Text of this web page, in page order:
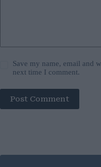
Save my name, email and
next time I comment.
Post Comment